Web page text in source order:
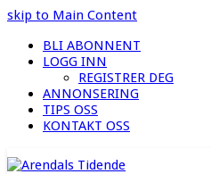
skip to Main Content
BLI ABONNENT
LOGG INN
REGISTRER DEG
ANNONSERING
TIPS OSS
KONTAKT OSS